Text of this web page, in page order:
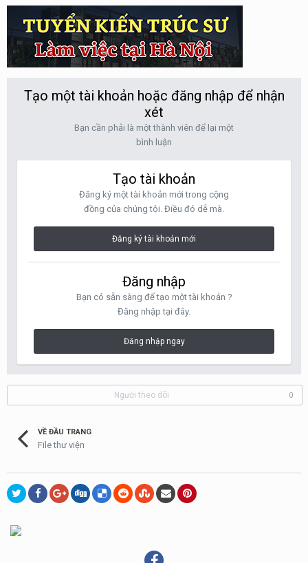
Tạo một tài khoản hoặc đăng nhập để nhận
xét
Bạn cần phải là một thành viên để lại một
bình luận
Tạo tài khoản
Đăng ký một tài khoản mới trong cộng
đồng của chúng tôi. Điều đó dễ mà.
Đăng ký tài khoản mới
Đăng nhập
Bạn có sẵn sàng để tạo một tài khoản ?
Đăng nhập tại đây.
Đăng nhập ngay
Người theo dõi 0
VỀ ĐẦU TRANG
File thư viện